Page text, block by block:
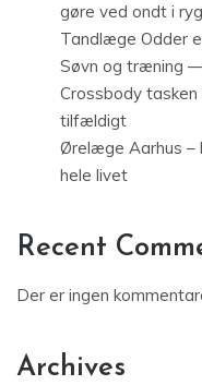
gøre ved ondt i
Tandlæge Odder
Søvn og træning
Crossbody
tilfældigt
Ørelæge Aarhus –
hele livet
Recent
Der er ingen
Archives